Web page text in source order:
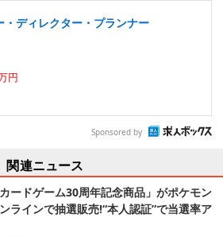
ディレクター・プランナー
円
Sponsored by
関連ニュース
カードゲーム30周年記念商品」がポケモン
ラインで抽選販売!“本人認証”で当選率ア